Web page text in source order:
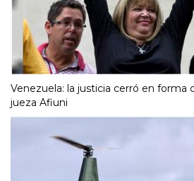
Venezuela: la justicia cerró en forma
jueza Afiuni